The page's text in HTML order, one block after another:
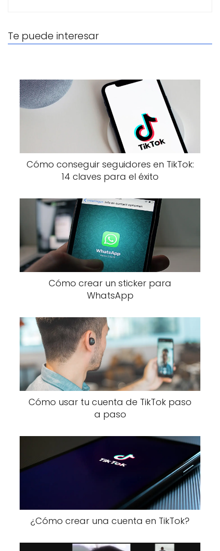
Te puede interesar
Cómo conseguir seguidores en TikTok:
14 claves para el éxito
Cómo crear un sticker para
WhatsApp
Cómo usar tu cuenta de TikTok paso
a paso
¿Cómo crear una cuenta en TikTok?